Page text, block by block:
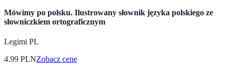
Mówimy po polsku. Ilustrowany słownik języka polskiego ze
słowniczkiem ortograficznym
Legimi PL
4.99 PLNZobacz cenę